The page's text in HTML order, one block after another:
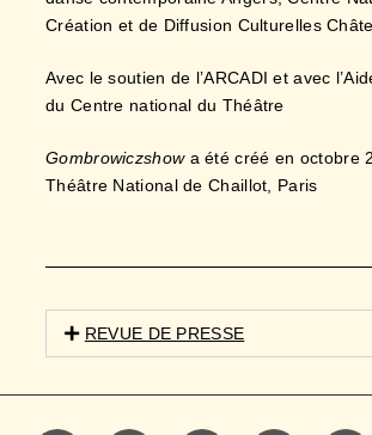
Création et de Diffusion Culturelles
Avec le soutien de l’ARCADI et avec
du Centre national du Théâtre
Gombrowiczshowa été créé en octobre
Théâtre National de Chaillot, Paris
REVUE DE PRESSE